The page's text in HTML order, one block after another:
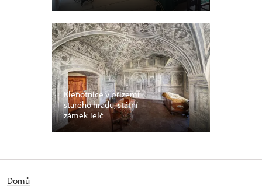
Klenotnice v přízemí
starého hradu, státní
zámek Telč
Domů